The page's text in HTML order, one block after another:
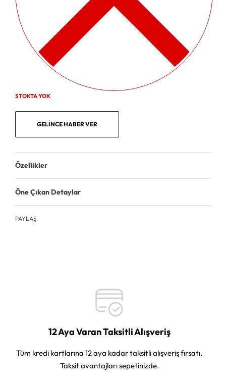
STOKTA YOK
GELINCE HABER VER
Özellikler
Öne Çıkan Detaylar
PAYLAŞ
12 Aya Varan Taksitli Alışveriş
Tüm kredi kartlarına 12 aya kadar taksitli alışveriş fırsatı.
Taksit avantajları sepetinizde.